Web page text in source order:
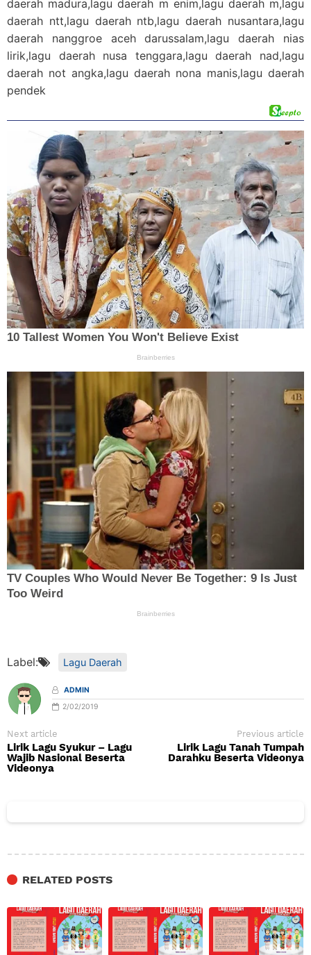
daerah madura,lagu daerah m enim,lagu daerah m,lagu
daerah ntt,lagu daerah ntb,lagu daerah nusantara,lagu
daerah nanggroe aceh darussalam,lagu daerah nias
lirik,lagu daerah nusa tenggara,lagu daerah nad,lagu
daerah not angka,lagu daerah nona manis,lagu daerah
pendek
Label: Lagu Daerah
ADMIN
2/02/2019
Next article
Lirik Lagu Syukur – Lagu
Wajib Nasional Beserta
Videonya
Previous article
Lirik Lagu Tanah Tumpah
Darahku Beserta Videonya
RELATED POSTS